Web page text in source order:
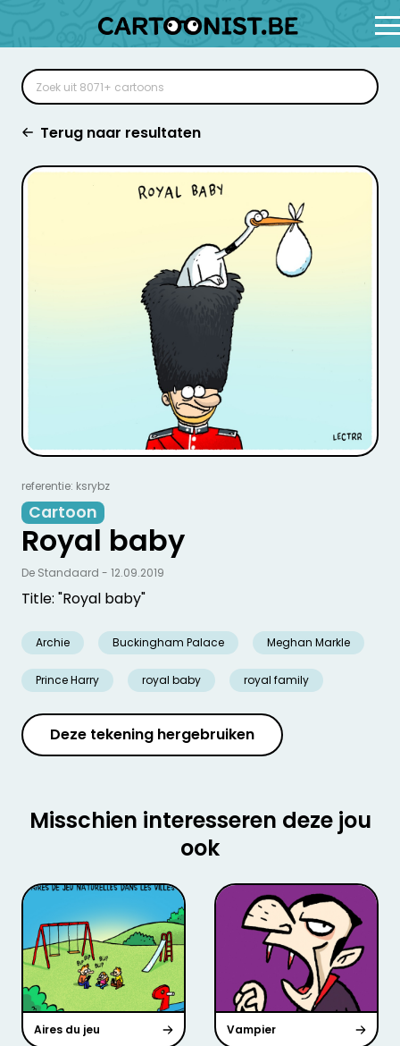
Terug naar resultaten
referentie: ksrybz
Cartoon
Royal baby
Title: "Royal baby"
Archie Buckingham Palace Meghan Markle
Prince Harry royal baby royal family
De Standaard - 12.09.2019
Deze tekening hergebruiken
Misschien interesseren deze jou
ook
Aires du jeu Vampier